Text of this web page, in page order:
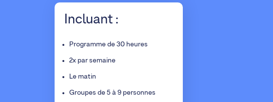
Incluant :
Programme de 30 heures
2x par semaine
Le matin
Groupes de 5 à 9 personnes